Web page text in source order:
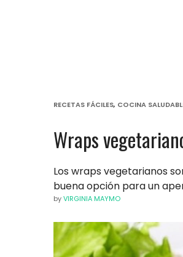
RECETAS FÁCILES, COCINA
Wraps
Los wraps vegetarianos
buena opción para un
byVIRGINIA MAYMO